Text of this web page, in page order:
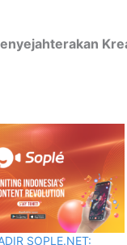
SOPLE.NET: